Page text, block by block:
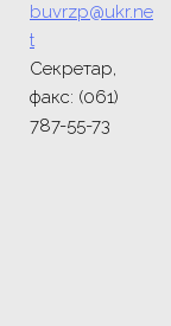
buvrzp@ukr.ne
t
Секретар,
факс: (061)
787-55-73